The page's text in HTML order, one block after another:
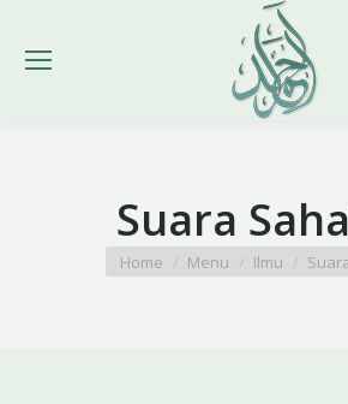
Suara
You are here:
Home Menu Ilmu